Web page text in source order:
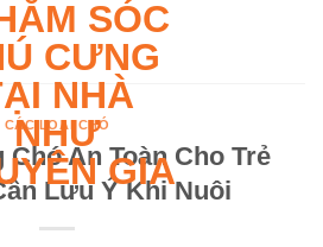
CÁC LOẠI CHÓ
Chó An Toàn Cho Trẻ
Lưu Ý Khi Nuôi